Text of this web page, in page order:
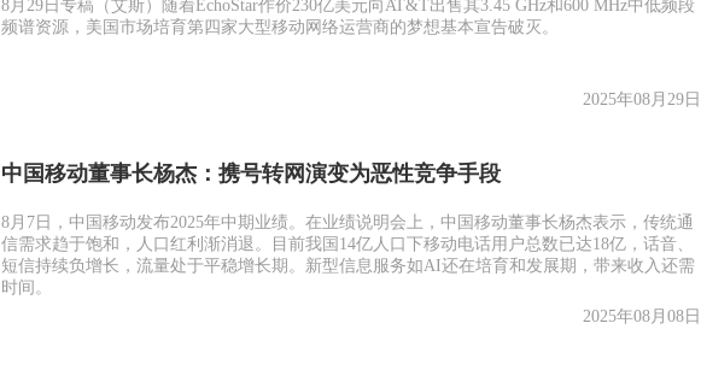
8月29日专稿（艾斯）随着EchoStar作价230亿美元向AT&T出售其3.45 GHz和600 MHz中低频段
频谱资源，美国市场培育第四家大型移动网络运营商的梦想基本宣告破灭。
2025年08月29日
中国移动董事长杨杰：携号转网演变为恶性竞争手段
8月7日，中国移动发布2025年中期业绩。在业绩说明会上，中国移动董事长杨杰表示，传统通
信需求趋于饱和，人口红利渐消退。目前我国14亿人口下移动电话用户总数已达18亿，话音、
短信持续负增长，流量处于平稳增长期。新型信息服务如AI还在培育和发展期，带来收入还需
时间。
2025年08月08日